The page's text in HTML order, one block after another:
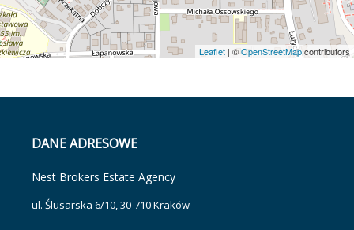
Leaflet | ©OpenStreetMapcontributors
DANE ADRESOWE
Nest Brokers Estate Agency
ul. Ślusarska 6/10, 30-710 Kraków